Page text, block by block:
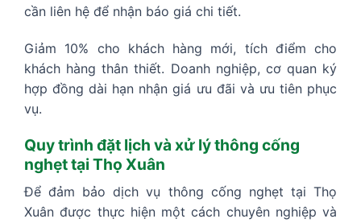
cần liên hệ để nhận báo giá chi tiết.
Giảm 10% cho khách hàng mới, tích điểm cho
khách hàng thân thiết. Doanh nghiệp, cơ quan ký
hợp đồng dài hạn nhận giá ưu đãi và ưu tiên phục
vụ.
Quy trình đặt lịch và xử lý thông cống
nghẹt tại Thọ Xuân
Để đảm bảo dịch vụ thông cống nghẹt tại Thọ
Xuân được thực hiện một cách chuyên nghiệp và